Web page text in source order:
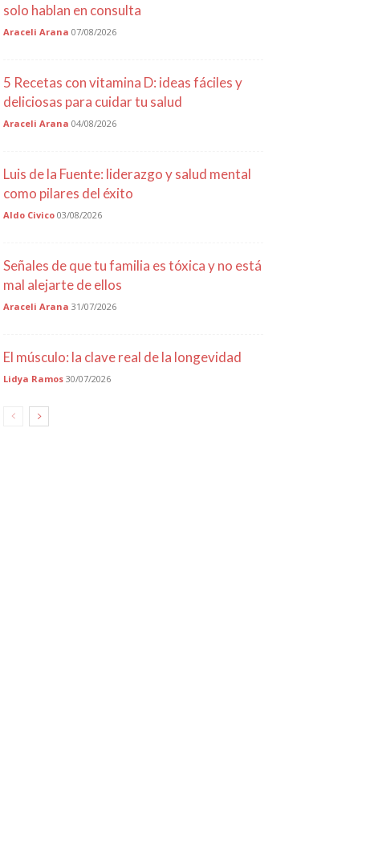
solo hablan en consulta
Araceli Arana 07/08/2026
5 Recetas con vitamina D: ideas fáciles y
deliciosas para cuidar tu salud
Araceli Arana 04/08/2026
Luis de la Fuente: liderazgo y salud mental
como pilares del éxito
Aldo Civico 03/08/2026
Señales de que tu familia es tóxica y no está
mal alejarte de ellos
Araceli Arana 31/07/2026
El músculo: la clave real de la longevidad
Lidya Ramos 30/07/2026